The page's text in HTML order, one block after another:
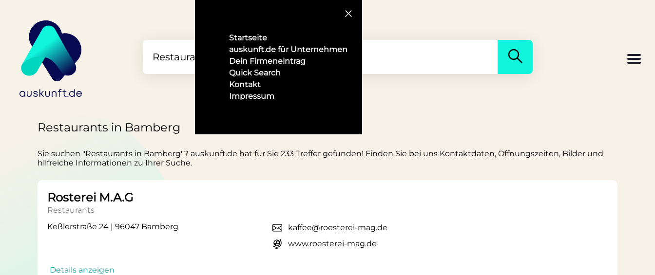
Startseite
auskunft.de für Unternehmen
Dein Firmeneintrag
Quick Search
Kontakt
Impressum
Restaurants in Bamberg
Sie suchen "Restaurants in Bamberg"? auskunft.de hat für Sie 233 Treffer gefunden! Finden Sie bei uns Kontaktdaten, Öffnungszeiten, Bilder und
hilfreiche Informationen zu Ihrer Suche.
Rosterei M.A.G
Restaurants
Keßlerstraße 24 | 96047 Bamberg
Details anzeigen
kaffee@roesterei-mag.de
www.roesterei-mag.de